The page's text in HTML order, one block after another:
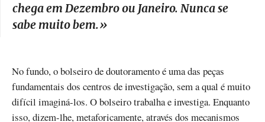
chega em Dezembro ou Janeiro. Nunca se
sabe muito bem.»
No fundo, o bolseiro de doutoramento é uma das peças
fundamentais dos centros de investigação, sem a qual é muito
difícil imaginá-los. O bolseiro trabalha e investiga. Enquanto
isso, dizem-lhe, metaforicamente, através dos mecanismos